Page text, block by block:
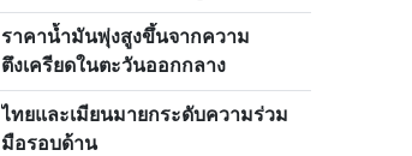
ราคาน้ำมันพุ่งสูงขึ้นจากความ
ตึงเครียดในตะวันออกกลาง
ไทยและเมียนมายกระดับความร่วม
มือรอบด้าน